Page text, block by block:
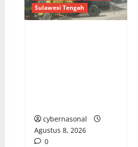
Sulawesi Tengah
cybernasonal
Agustus 8, 2026
0